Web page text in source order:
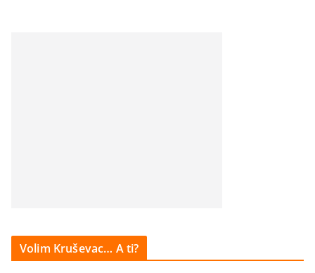
Volim Kruševac… A ti?